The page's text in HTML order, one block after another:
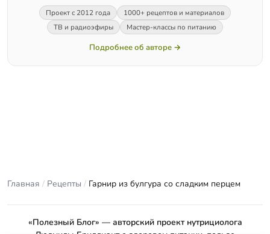
Проект с 2012 года
1000+ рецептов и материалов
ТВ и радиоэфиры
Мастер-классы по питанию
Подробнее об авторе →
Главная / Рецепты / Гарнир из булгура со сладким перцем
«Полезный Блог» — авторский проект нутрициолога